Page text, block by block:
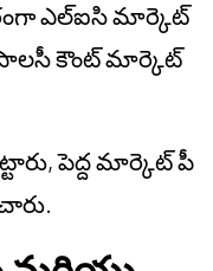
ఎల్‌ఐసి మార్కెట్
పాలసీ కౌంట్ మార్కెట్
పెద్ద మార్కెట్ పీ